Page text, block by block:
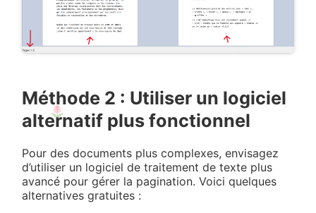
Méthode 2 : Utiliser un logiciel
alternatif plus fonctionnel
Pour des documents plus complexes, envisagez
d’utiliser un logiciel de traitement de texte plus
avancé pour gérer la pagination. Voici quelques
alternatives gratuites :